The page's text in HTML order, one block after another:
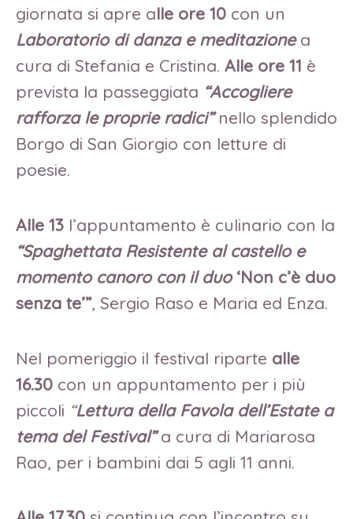
giornata si apre alle ore 10 con un
Laboratorio di danza e meditazionea
cura di Stefania e Cristina. Alle ore 11 è
prevista la passeggiata “Accogliere
rafforza le proprie radici” nello splendido
Borgo di San Giorgio con letture di
poesie.
Alle 13 l’appuntamento è culinario con la
“Spaghettata Resistente al castello e
momento canoro con il duo‘Non c’è duo
senza te’”, Sergio Raso e Maria ed Enza.
Nel pomeriggio il festival riparte alle
16.30 con un appuntamento per i più
piccoli “Lettura della Favola dell’Estate a
tema del Festival”a cura di Mariarosa
Rao, per i bambini dai 5 agli 11 anni.